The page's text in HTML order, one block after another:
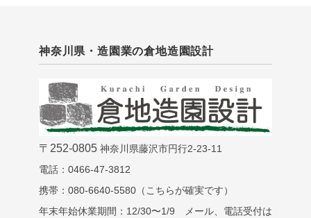
神奈川県・造園業の倉地造園設計
〒252-0805 神奈川県藤沢市円行2-23-11
電話：0466-47-3812
携帯：080-6640-5580（こちらが確実です）
年末年始休業期間：12/30〜1/9 メール、電話受付は